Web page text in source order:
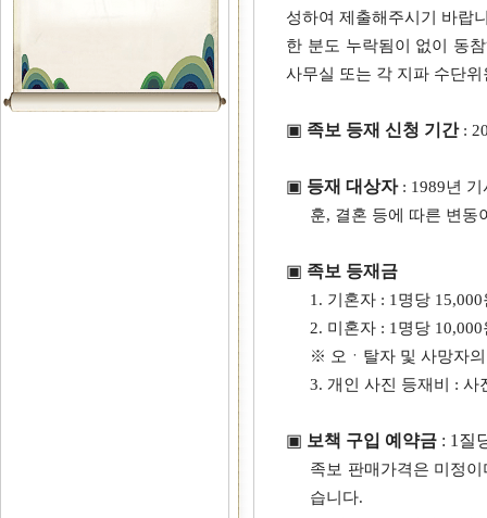
성하여 제출해주시기 바랍
한 분도 누락됨이 없이 동
사무실 또는 각 지파 수단
▣ 족보 등재 신청 기간:
▣ 등재 대상자: 1989년 기
훈, 결혼 등에 따른 변동
▣ 족보 등재금
1. 기혼자 : 1명당
2. 미혼자 : 1명당 10,000
※ 오ㆍ탈자 및 사망자
3. 개인 사진 등재비 : 사
▣ 보책 구입 예약금 : 1질
족보 판매가격은 미정
습니다.